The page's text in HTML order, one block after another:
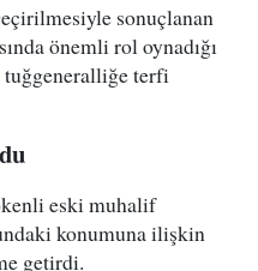
sonuçlanan
önemli rol oynadığı
terfi
eski muhalif
konumuna ilişkin
getirdi.